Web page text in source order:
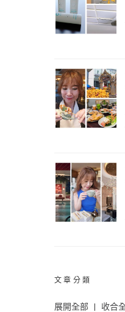
文章分類
展開全部
收合